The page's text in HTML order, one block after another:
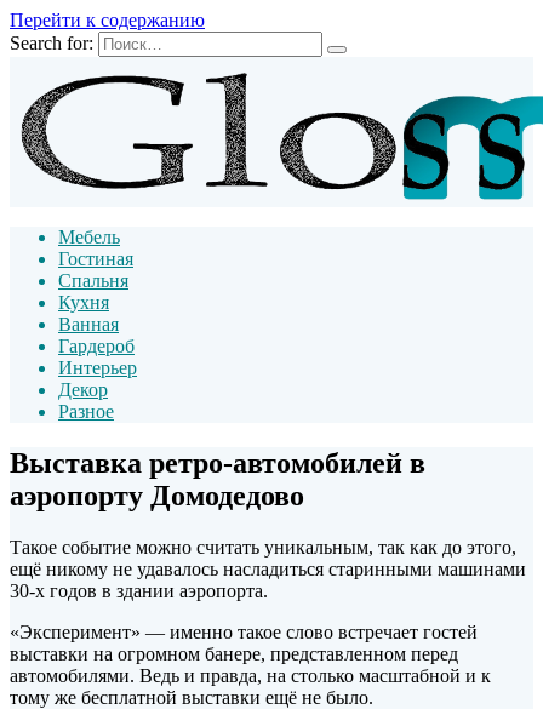
Перейти к содержанию
Search for:
Мебель
Гостиная
Спальня
Кухня
Ванная
Гардероб
Интерьер
Декор
Разное
Выставка ретро-автомобилей в
аэропорту Домодедово
Такое событие можно считать уникальным, так как до этого,
ещё никому не удавалось насладиться старинными машинами
30-х годов в здании аэропорта.
«Эксперимент» — именно такое слово встречает гостей
выставки на огромном банере, представленном перед
автомобилями. Ведь и правда, на столько масштабной и к
тому же бесплатной выставки ещё не было.